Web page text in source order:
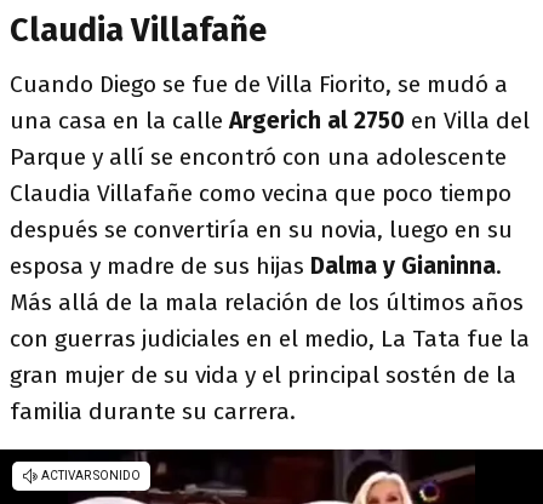
Claudia Villafañe
Cuando Diego se fue de Villa Fiorito, se mudó a
una casa en la calleArgerich al 2750 en Villa del
Parque y allí se encontró con una adolescente
Claudia Villafañe como vecina que poco tiempo
después se convertiría en su novia, luego en su
esposa y madre de sus hijas Dalma y Gianinna.
Más allá de la mala relación de los últimos años
con guerras judiciales en el medio, La Tata fue la
gran mujer de su vida y el principal sostén de la
familia durante su carrera.